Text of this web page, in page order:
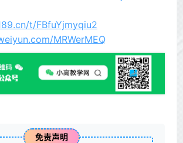
t/FBfuYjmyqiu2
MRWerMEQ
免责声明